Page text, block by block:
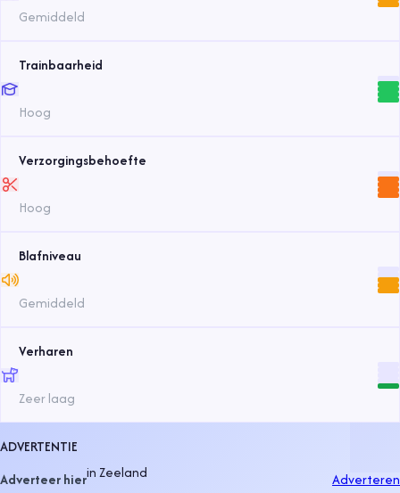
Gemiddeld
Trainbaarheid
Hoog
Verzorgingsbehoefte
Hoog
Blafniveau
Gemiddeld
Verharen
Zeer laag
ADVERTENTIE
Adverteer hierinZeeland Adverteren